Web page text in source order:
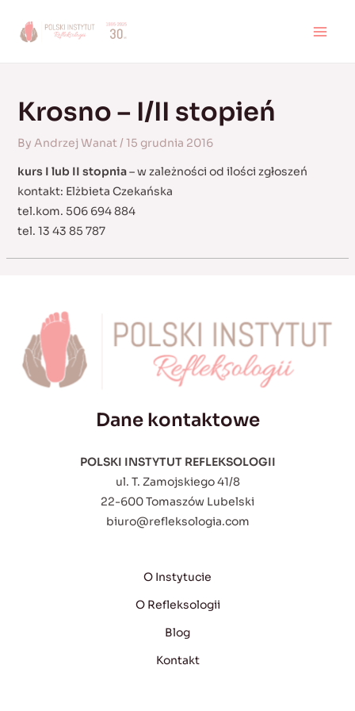
Krosno – I/II stopień
By Andrzej Wanat/15 grudnia 2016
kurs I lub II stopnia– w zależności od ilości zgłoszeń
kontakt: Elżbieta Czekańska
tel.kom. 506 694 884
tel. 13 43 85 787
Dane kontaktowe
POLSKI INSTYTUT REFLEKSOLOGII
ul. T. Zamojskiego 41/8
22-600 Tomaszów Lubelski
biuro@refleksologia.com
O Instytucie
O Refleksologii
Blog
Kontakt